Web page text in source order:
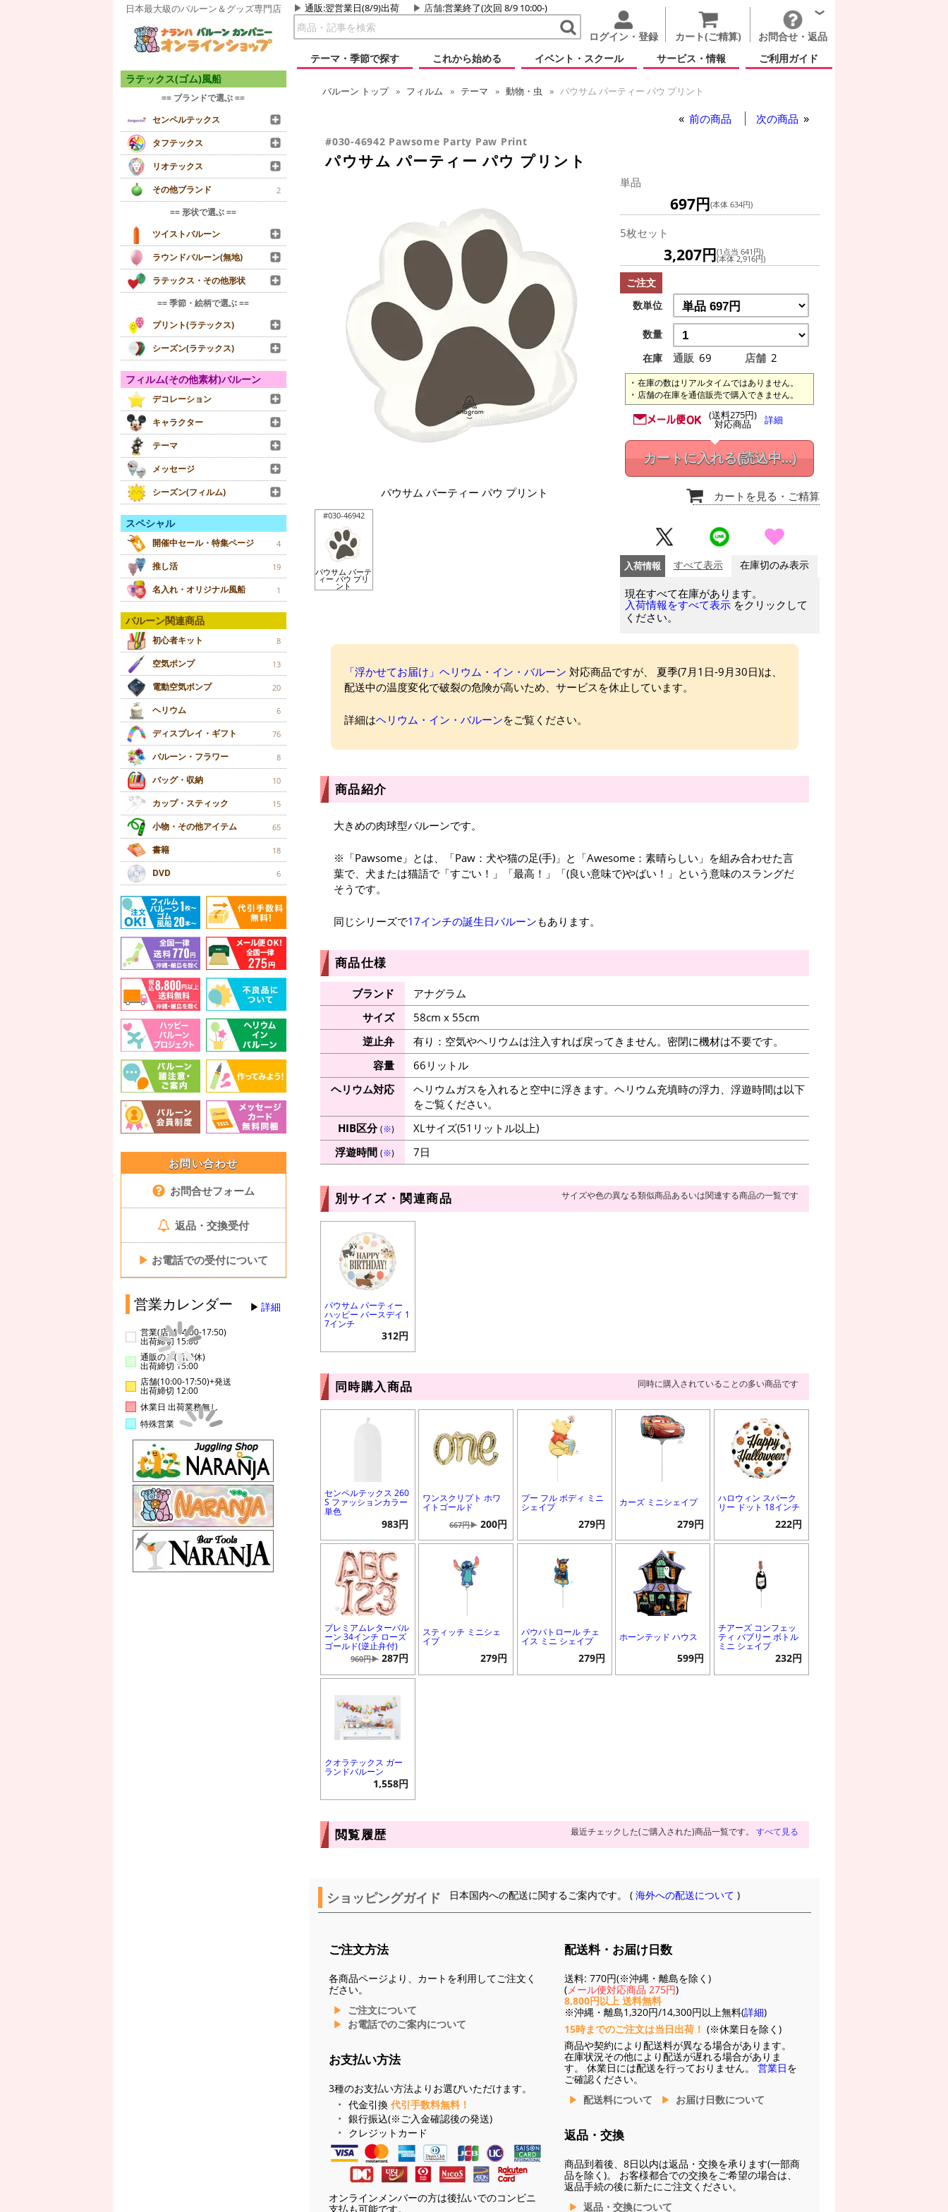
日本最大級のバルーン＆グッズ専門店 通販:翌営業日(8/9)出荷 店舗:営業終了(次回 8/9 10:00-)
ログイン・登録 カート(ご精算)
お問合せ・返品
テーマ・季節で探す
これから始める イベント・スクール サービス・情報 ご利用ガイド
ラテックス(ゴム)風船
== ブランドで選ぶ ==
センペルテックス
タフテックス
リオテックス
その他ブランド
2
== 形状で選ぶ ==
ツイストバルーン
ラウンドバルーン(無地)
ラテックス・その他形状
== 季節・絵柄で選ぶ ==
プリント(ラテックス)
シーズン(ラテックス)
フィルム(その他素材)バルーン
デコレーション
キャラクター
テーマ
メッセージ
シーズン(フィルム)
スペシャル
開催中セール・特集ページ 4
推し活 19
名入れ・オリジナル風船 1
バルーン関連商品
初心者キット 8
空気ポンプ 13
電動空気ポンプ 20
ヘリウム 6
ディスプレイ・ギフト 76
バルーン・フラワー 8
バッグ・収納 10
カップ・スティック 15
小物・その他アイテム 65
書籍 18
DVD 6
お問い合わせ
お問合せフォーム
返品・交換受付
▶ お電話での受付について
営業カレンダー 詳細
営業(店舗14:00-17:50)
出荷締切 15:00
通販のみ(店舗休)
出荷締切 15:00
店舗(10:00-17:50)+発送
出荷締切 12:00
休業日 出荷業務無し
特殊営業
バルーン トップ フィルム テーマ 動物・虫 パウサム パーティー パウ プリント
前の商品 次の商品
#030-46942 Pawsome Party Paw Print
パウサム パーティー パウ プリント
パウサム パーティー パウ プリント
#030-46942
パウサム パーテ
ィー パウ プリ
ント
単品
697円(本体 634円)
5枚セット
3,207円(1点当 641円)
(本体 2,916円)
ご注文
数単位
数量
在庫
通販 69 店舗 2
在庫の数はリアルタイムではありません。
店舗の在庫を通信販売で購入できません。
(送料275円)
対応商品 詳細
カートに入れる(読込中...)
カートを見る ・ご精算
入荷情報 すべて表示 在庫切のみ表示
現在すべて在庫があります。
入荷情報をすべて表示 をクリックして
ください。
「浮かせてお届け」ヘリウム・イン・バルーン 対応商品ですが、 夏季(7月1日-9月30日)は、
配送中の温度変化で破裂の危険が高いため、サービスを休止しています。
詳細はヘリウム・イン・バルーンをご覧ください。
商品紹介
大きめの肉球型バルーンです。
※「Pawsome」とは、「Paw：犬や猫の足(手)」と「Awesome：素晴らしい」を組み合わせた言
葉で、犬または猫語で「すごい！」「最高！」「(良い意味で)やばい！」という意味のスラングだ
そうです。
同じシリーズで17インチの誕生日バルーンもあります。
商品仕様
ブランド
アナグラム
サイズ
58cm x 55cm
逆止弁
有り：空気やヘリウムは注入すれば戻ってきません。密閉に機材は不要です。
容量
66リットル
ヘリウム対応
ヘリウムガスを入れると空中に浮きます。ヘリウム充填時の浮力、浮遊時間は以下
をご覧ください。
HIB区分(※)
XLサイズ(51リットル以上)
浮遊時間 (※) 7日
別サイズ・関連商品 サイズや色の異なる類似商品あるいは関連する商品の一覧です
パウサム パーティー
ハッピー バースデイ 1
7インチ
312円
同時購入商品 同時に購入されていることの多い商品です
センペルテックス 260
S ファッションカラー
単色
983円
ワンスクリプト ホワ
イトゴールド
667円▶ 200円
プー フル ボディ ミニ
シェイプ
279円
カーズ ミニシェイプ
279円
ハロウィン スパーク
リー ドット 18インチ
222円
プレミアムレターバル
ーン 34インチ ローズ
ゴールド(逆止弁付)
960円▶ 287円
スティッチ ミニシェ
イプ
279円
パウパトロール チェ
イス ミニ シェイプ
279円
ホーンテッド ハウス
599円
チアーズ コンフェッ
ティ バブリー ボトル
ミニ シェイプ
232円
クオラテックス ガー
ランドバルーン
1,558円
閲覧履歴 最近チェックした(ご購入された)商品一覧です。 すべて見る
ショッピングガイド 日本国内への配送に関するご案内です。 (海外への配送について )
ご注文方法
各商品ページより、カートを利用してご注文く
ださい。
ご注文について
お電話でのご案内について
お支払い方法
3種のお支払い方法よりお選びいただけます。
代金引換 代引手数料無料！
銀行振込(※ご入金確認後の発送)
クレジットカード
オンラインメンバーの方は後払いでのコンビニ
支払も可能です。
配送料・お届け日数
送料: 770円(※沖縄・離島を除く)
(メール便対応商品 275円)
8,800円以上 送料無料
※沖縄・離島1,320円/14,300円以上無料(詳細)
15時までのご注文は当日出荷！ (※休業日を除く)
商品や契約により配送料が異なる場合があります。
在庫状況その他により配送が遅れる場合がありま
す。 休業日には配送を行っておりません。 営業日を
ご確認ください。
配送料について
お届け日数について
返品・交換
商品到着後、8日以内は返品・交換を承ります(一部商
品を除く)。 お客様都合での交換をご希望の場合は、
返品手続の後に新たにご注文ください。
返品・交換について